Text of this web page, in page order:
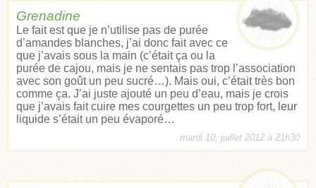
Grenadine
Le fait est que je n’utilise pas de purée
d’amandes blanches, j’ai donc fait avec ce
que j’avais sous la main (c’était ça ou la
purée de cajou, mais je ne sentais pas trop l’association
avec son goût un peu sucré…). Mais oui, c’était très bon
comme ça. J’ai juste ajouté un peu d’eau, mais je crois
que j’avais fait cuire mes courgettes un peu trop fort, leur
liquide s’était un peu évaporé…
mardi 10, juillet 2012 à 21h30